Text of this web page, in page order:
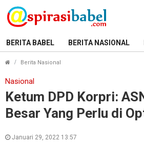
BERITA BABEL BERITA NASIONAL
Berita Nasional
Nasional
Ketum DPD Korpri:
Besar Yang Perlu di
Januari 29, 2022 13:57